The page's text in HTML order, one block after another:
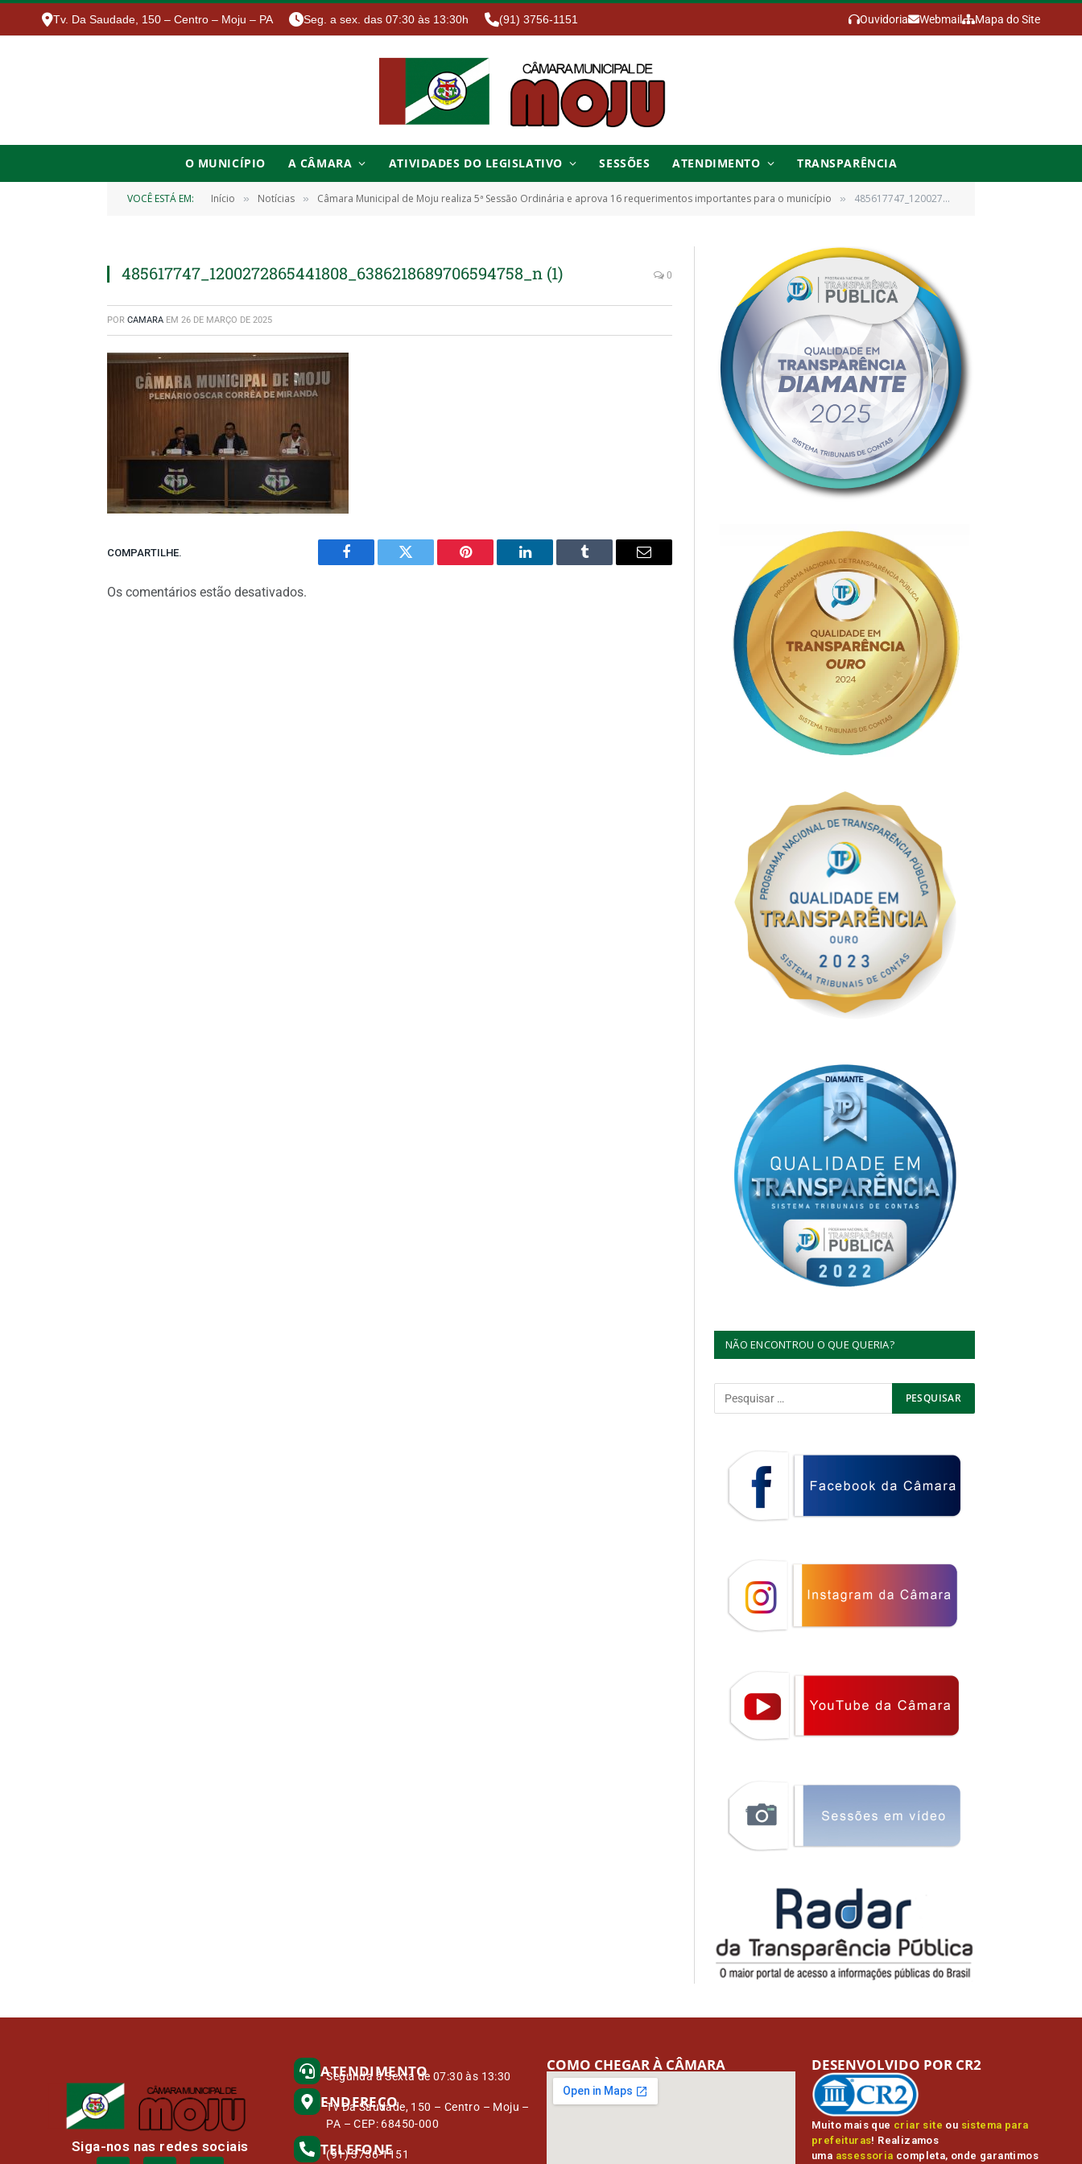
Tv. Da Saudade, 150 – Centro – Moju – PA Seg. a sex. das 07:30 às 13:30h (91) 3756-1151 Ouvidoria Webmail Mapa do Site
O MUNICÍPIO A CÂMARA ATIVIDADES DO LEGISLATIVO SESSÕES ATENDIMENTO TRANSPARÊNCIA
VOCÊ ESTÁ EM: Início » Notícias » Câmara Municipal de Moju realiza 5ª Sessão Ordinária e aprova 16 requerimentos importantes para o município » 485617747_1200272865441808_6386218689706594758_n (1)
485617747_1200272865441808_6386218689706594758_n (1) 0
POR CAMARA EM 26 DE MARÇO DE 2025
COMPARTILHE.
Facebook Twitter Pinterest
O
Tumblr
E-
Os comentários estão desativados.
NÃO ENCONTROU O QUE QUERIA?
Siga-nos nas redes sociais
ATENDIMENTO
Segunda à Sexta de 07:30 às 13:30
ENDEREÇO
Tv Da Saudade, 150 – Centro – Moju –
PA – CEP: 68450-000
TELEFONE
(91) 3756-1151
COMO CHEGAR À CÂMARA
Muito mais que criar site ou sistema para
prefeituras! Realizamos
uma assessoria completa, onde garantimos
DESENVOLVIDO POR CR2